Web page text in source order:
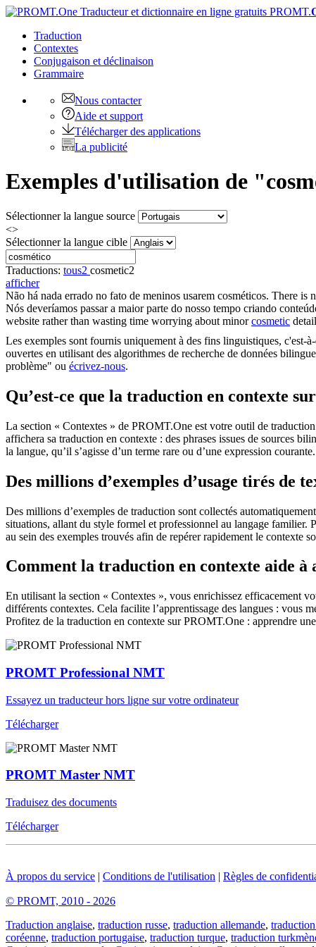
PROMT.
Traduction
Contextes
Conjugaison et déclinaison
Grammaire
Nous contacter
Aide et support
Télécharger des applications
La publicité
Exemples d'utilisation de
Sélectionner la langue source
<>
Sélectionner la langue cible
Traductions: tous2 cosmetic2
afficher
Não há nada errado no fato de meninos usarem cosméticos. There is
Nós deveríamos passar a maior parte do nosso tempo criando
website rather than wasting time worrying about minorcosmetic
Les exemples sont fournis uniquement à des fins linguistiques, c'est-
ouvertes en utilisant des algorithmes de recherche de données
problème" ou écrivez-nous.
Qu’est-ce que la traduction en contexte
La section « Contextes » de PROMT.One est votre outil de
affichera sa traduction en contexte : des phrases issues de sources
la langue, qu’il s’agisse d’un terme rare ou d’une expression courante.
Des millions d’exemples d’usage tirés de
Des millions d’exemples de traduction sont collectés
situations, allant du style formel et professionnel au langage familier.
au sein des exemples trouvés afin de repérer rapidement le contexte
Comment la traduction en contexte aide à
En utilisant la section « Contextes », vous enrichissez efficacement
différents contextes. Cela facilite l’apprentissage des langues : vous
Profitez de la traduction en contexte sur PROMT.One : apprendre
PROMT Professional NMT
Essayez un traducteur hors ligne sur votre ordinateur
Télécharger
PROMT Master NMT
Traduisez des documents
Télécharger
À propos du service | Conditions de l'utilisation | Règles de
© PROMT, 2010 - 2026
Traduction anglaise, traduction russe, traduction allemande,
coréenne, traduction portugaise, traduction turque, traduction